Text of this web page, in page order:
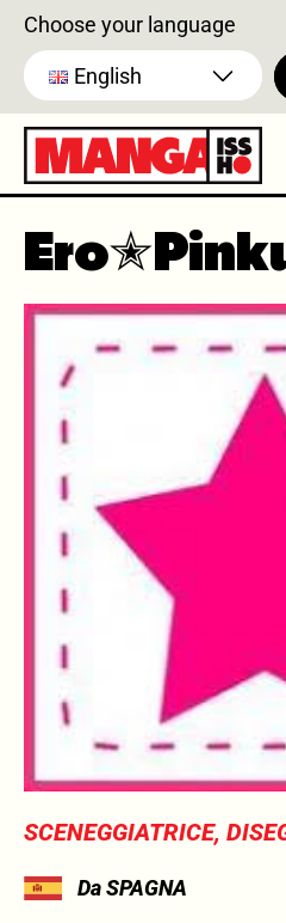
Choose your language
English
SCENEGGIATRICE,
Da SPAGNA